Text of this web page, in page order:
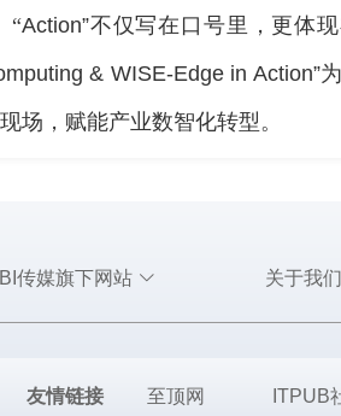
“Action”不仅写在口号里，更体
& WISE-Edge in Action”
场，赋能产业数智化转型。
传媒旗下网站 关于我们
友情链接 至顶网 ITPUB